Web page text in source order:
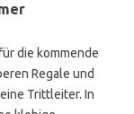
die kommende
Regale und
Trittleiter. In